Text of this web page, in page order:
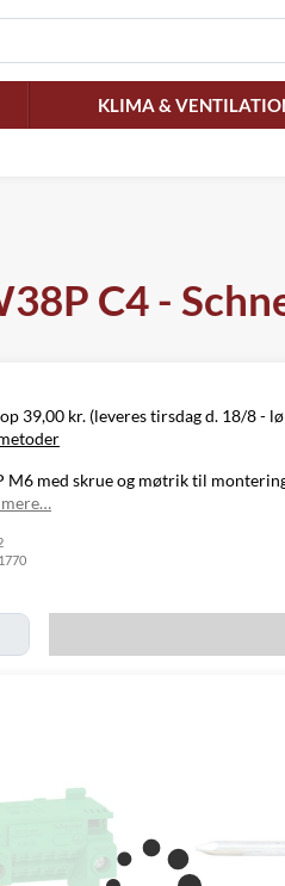
KLIMA &
C4 -
39,00 kr. (leveres tirsdag d. 18/8 -
Pris
Leveres
39,00 kr.
Tirsdag d. 18/8
mandag d. 24/8
M6 med skrue og møtrik til